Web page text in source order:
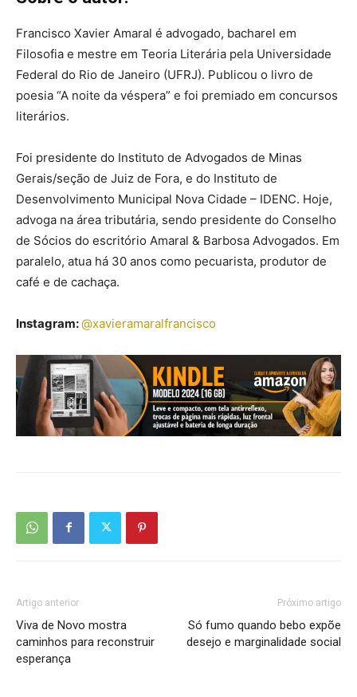
Francisco Xavier Amaral é advogado, bacharel em
Filosofia e mestre em Teoria Literária pela Universidade
Federal do Rio de Janeiro (UFRJ). Publicou o livro de
poesia “A noite da véspera” e foi premiado em concursos
literários.
Foi presidente do Instituto de Advogados de Minas
Gerais/seção de Juiz de Fora, e do Instituto de
Desenvolvimento Municipal Nova Cidade – IDENC. Hoje,
advoga na área tributária, sendo presidente do Conselho
de Sócios do escritório Amaral & Barbosa Advogados. Em
paralelo, atua há 30 anos como pecuarista, produtor de
café e de cachaça.
Instagram:@xavieramaralfrancisco
Artigo anterior
Viva de Novo mostra
caminhos para reconstruir
esperança
Próximo artigo
Só fumo quando bebo expõe
desejo e marginalidade social